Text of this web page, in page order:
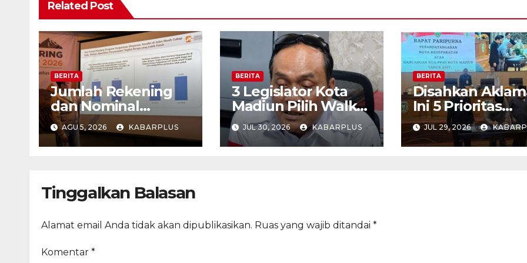
Related Post
BERITA
Jumlah Rekening
dan Nominal
Simpanan di Jawa
Timur Meningkat
1,17% Year on Year.
AGU 5, 2026 KABARPLUS
BERITA
3 Legislator Kota
Madiun Pilih Walk
Out Saat Paripurna
JUL 30, 2026 KABARPLUS
BERITA
Disahkan
Ini 5 Prioritas
Pembangunan
Madiun dalam
PPAS APBD
JUL 29, 2026
Tinggalkan Balasan
Alamat email Anda tidak akan dipublikasikan. Ruas yang wajib ditandai *
Komentar *